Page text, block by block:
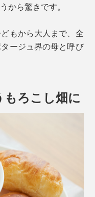
から驚きです。
もから大人まで、全
ージュ界の母と呼び
ろこし畑に